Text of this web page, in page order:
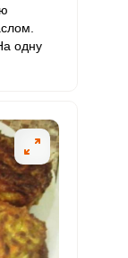
14.8
одну